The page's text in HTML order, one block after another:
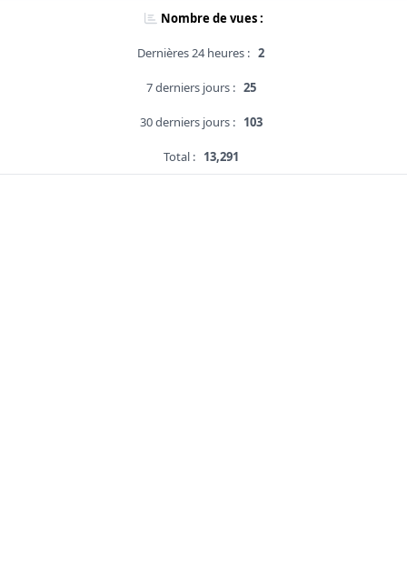
Nombre de vues :
Dernières 24 heures : 2
7 derniers jours : 25
30 derniers jours : 103
Total : 13,291